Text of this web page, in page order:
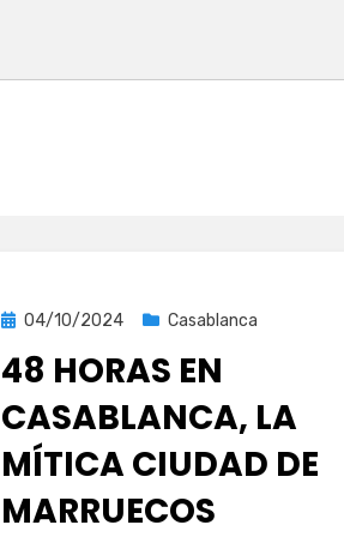
Publicada
04/10/2024 Casablanca
48 HORAS EN
CASABLANCA, LA
MÍTICA CIUDAD DE
MARRUECOS